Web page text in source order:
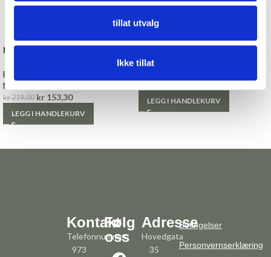
tillat utvalg
Ikke tillat
Mummi kakeboks, beige
Esker og Bokser
Mummi
kr219,00 kr 153,30
LEGG I HANDLEKURV
Muurla Glasskrukke, Juletre,
12 cm
Esker og Bokser
kr299,00
LEGG I HANDLEKURV
Kontakt
Telefonnummer:
973
Følg
oss
Adresse
Hovedgata
35
Betingelser
Personvernserklæring